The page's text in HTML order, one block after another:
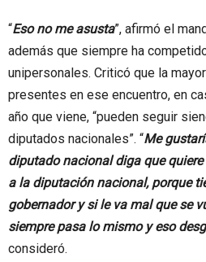
“Eso no me asusta”, afirmó el
además que siempre ha
unipersonales. Criticó que la
presentes en ese encuentro, en
año que viene, “pueden seguir
diputados nacionales”. “Me
diputado nacional diga que
a la diputación nacional, porque
gobernador y si le va mal que se
siempre pasa lo mismo y eso
consideró.